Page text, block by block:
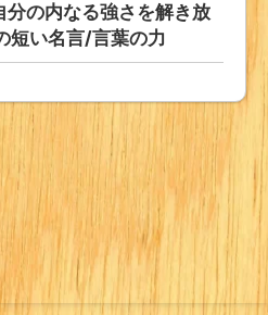
の内なる強さを解き放
短い名言/言葉の力